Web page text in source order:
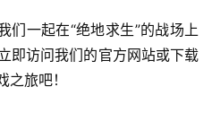
们一起在“绝地求生”的战场上
即访问我们的官方网站或下载
旅吧！